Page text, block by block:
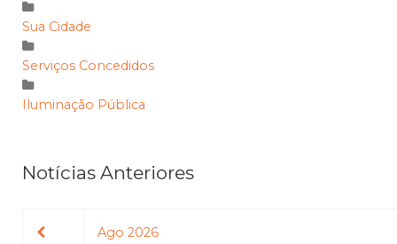
Sua Cidade
Serviços Concedidos
Iluminação Pública
Notícias Anteriores
Ago 2026